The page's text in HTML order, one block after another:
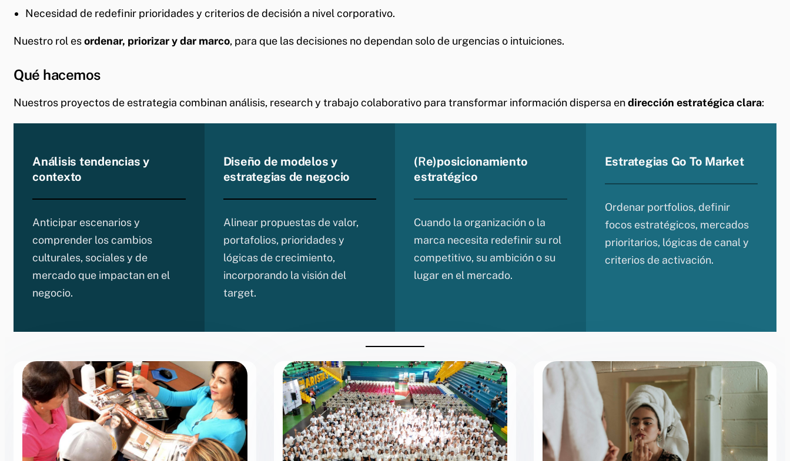
Necesidad de redefinir prioridades y criterios de decisión a nivel corporativo.
Nuestro rol esordenar, priorizar y dar marco, para que las decisiones no dependan solo de urgencias o intuiciones.
Qué hacemos
Nuestros proyectos de estrategia combinan análisis, research y trabajo colaborativo para transformar información dispersa endirección estratégica clara:
Análisis tendencias y
contexto
Anticipar escenarios y
comprender los cambios
culturales, sociales y de
mercado que impactan en el
negocio.
Diseño de modelos y
estrategias de negocio
Alinear propuestas de valor,
portafolios, prioridades y
lógicas de crecimiento,
incorporando la visión del
target.
(Re)posicionamiento
estratégico
Cuando la organización o la
marca necesita redefinir su rol
competitivo, su ambición o su
lugar en el mercado.
Estrategias Go To Market
Ordenar portfolios, definir
focos estratégicos, mercados
prioritarios, lógicas de canal y
criterios de activación.